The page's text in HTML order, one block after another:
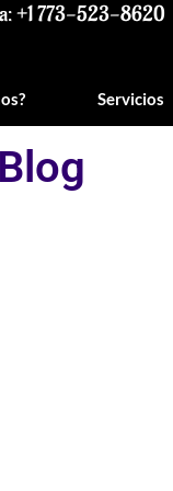
+1 773-523-8620
Servicios
Blog